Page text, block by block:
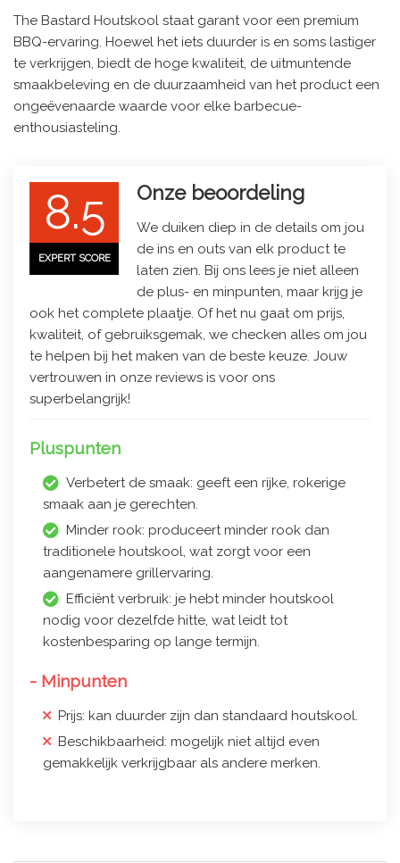
The Bastard Houtskool staat garant voor een premium
BBQ-ervaring. Hoewel het iets duurder is en soms lastiger
te verkrijgen, biedt de hoge kwaliteit, de uitmuntende
smaakbeleving en de duurzaamheid van het product een
ongeëvenaarde waarde voor elke barbecue-
enthousiasteling.
8.5
EXPERT SCORE
Onze beoordeling
We duiken diep in de details om jou
de ins en outs van elk product te
laten zien. Bij ons lees je niet alleen
de plus- en minpunten, maar krijg je
ook het complete plaatje. Of het nu gaat om prijs,
kwaliteit, of gebruiksgemak, we checken alles om jou
te helpen bij het maken van de beste keuze. Jouw
vertrouwen in onze reviews is voor ons
superbelangrijk!
Pluspunten
Verbetert de smaak: geeft een rijke, rokerige
smaak aan je gerechten.
Minder rook: produceert minder rook dan
traditionele houtskool, wat zorgt voor een
aangenamere grillervaring.
Efficiënt verbruik: je hebt minder houtskool
nodig voor dezelfde hitte, wat leidt tot
kostenbesparing op lange termijn.
- Minpunten
Prijs: kan duurder zijn dan standaard houtskool.
Beschikbaarheid: mogelijk niet altijd even
gemakkelijk verkrijgbaar als andere merken.